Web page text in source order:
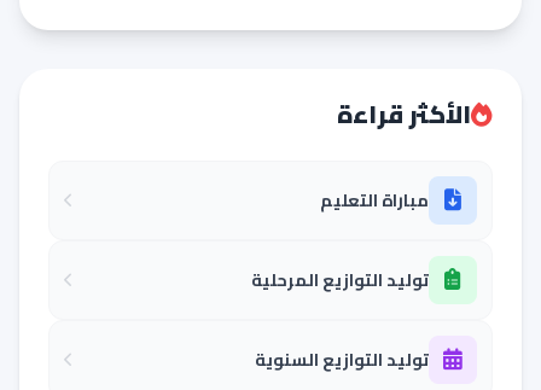
الأكثر قراءة
مباراة التعليم
توليد التوازيع المرحلية
توليد التوازيع السنوية